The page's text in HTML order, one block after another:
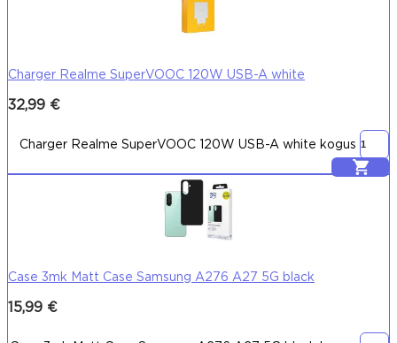
Charger Realme SuperVOOC 120W USB-A white
32,99 €
Charger Realme SuperVOOC 120W USB-A white kogus
Lisa korvi
Case 3mk Matt Case Samsung A276 A27 5G black
15,99 €